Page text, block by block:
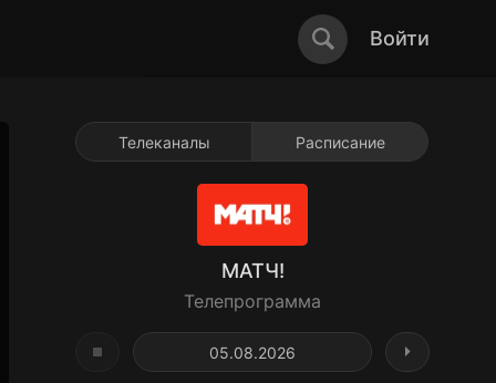
Войти
Телеканалы Расписание
МАТЧ!
Телепрограмма
05.08.2026